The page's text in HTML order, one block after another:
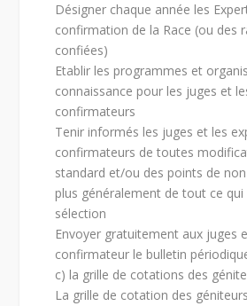
Désigner chaque année les
confirmation de la Race (ou des
confiées)
Etablir les programmes et
connaissance pour les juges et
confirmateurs
Tenir informés les juges et les
confirmateurs de toutes
standard et/ou des points de
plus généralement de tout ce qui
sélection
Envoyer gratuitement aux juges
confirmateur le bulletin
c) la grille de cotations des
La grille de cotation des